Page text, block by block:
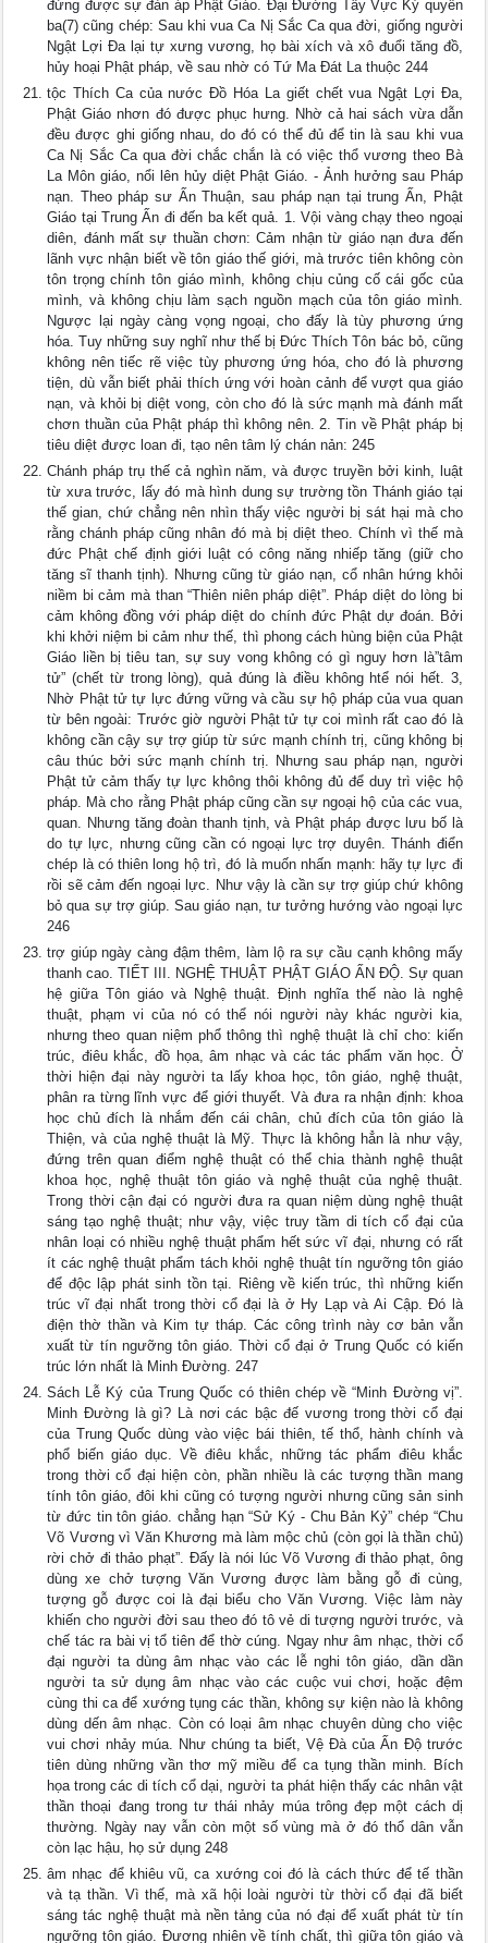
đứng được sự đàn áp Phật Giáo. Ðại Ðường Tây Vực Ký quyển
ba(7) cũng chép: Sau khi vua Ca Nị Sắc Ca qua đời, giống người
Ngật Lợi Ða lại tự xưng vương, họ bài xích và xô đuổi tăng đồ,
hủy hoại Phật pháp, về sau nhờ có Tứ Ma Ðát La thuộc 244
tộc Thích Ca của nước Ðồ Hóa La giết chết vua Ngật Lợi Ða,
Phật Giáo nhơn đó được phục hưng. Nhờ cả hai sách vừa dẫn
đều được ghi giống nhau, do đó có thể đủ để tin là sau khi vua
Ca Nị Sắc Ca qua đời chắc chắn là có việc thổ vương theo Bà
La Môn giáo, nổi lên hủy diệt Phật Giáo. - Ảnh hưởng sau Pháp
nạn. Theo pháp sư Ấn Thuận, sau pháp nạn tại trung Ấn, Phật
Giáo tại Trung Ấn đi đến ba kết quả. 1. Vội vàng chạy theo ngoại
diên, đánh mất sự thuần chơn: Cảm nhận từ giáo nạn đưa đến
lãnh vực nhận biết về tôn giáo thế giới, mà trước tiên không còn
tôn trọng chính tôn giáo mình, không chịu củng cố cái gốc của
mình, và không chịu làm sạch nguồn mạch của tôn giáo mình.
Ngược lại ngày càng vọng ngoại, cho đấy là tùy phương ứng
hóa. Tuy những suy nghĩ như thế bị Ðức Thích Tôn bác bỏ, cũng
không nên tiếc rẽ việc tùy phương ứng hóa, cho đó là phương
tiện, dù vẫn biết phải thích ứng với hoàn cảnh để vượt qua giáo
nạn, và khỏi bị diệt vong, còn cho đó là sức mạnh mà đánh mất
chơn thuần của Phật pháp thì không nên. 2. Tin về Phật pháp bị
tiêu diệt được loan đi, tạo nên tâm lý chán nản: 245
Chánh pháp trụ thế cả nghìn năm, và được truyền bởi kinh, luật
từ xưa trước, lấy đó mà hình dung sự trường tồn Thánh giáo tại
thế gian, chứ chẳng nên nhìn thấy việc người bị sát hại mà cho
rằng chánh pháp cũng nhân đó mà bị diệt theo. Chính vì thế mà
đức Phật chế định giới luật có công năng nhiếp tăng (giữ cho
tăng sĩ thanh tịnh). Nhưng cũng từ giáo nạn, cổ nhân hứng khỏi
niềm bi cảm mà than “Thiên niên pháp diệt”. Pháp diệt do lòng bi
cảm không đồng với pháp diệt do chính đức Phật dự đoán. Bởi
khi khởi niệm bi cảm như thế, thì phong cách hùng biện của Phật
Giáo liền bị tiêu tan, sự suy vong không có gì nguy hơn là”tâm
tử” (chết từ trong lòng), quả đúng là điều không htể nói hết. 3,
Nhờ Phật tử tự lực đứng vững và cầu sự hộ pháp của vua quan
từ bên ngoài: Trước giờ người Phật tử tự coi mình rất cao đó là
không cần cậy sự trợ giúp từ sức mạnh chính trị, cũng không bị
câu thúc bởi sức mạnh chính trị. Nhưng sau pháp nạn, người
Phật tử cảm thấy tự lực không thôi không đủ để duy trì việc hộ
pháp. Mà cho rằng Phật pháp cũng cần sự ngoại hộ của các vua,
quan. Nhưng tăng đoàn thanh tịnh, và Phật pháp được lưu bố là
do tự lực, nhưng cũng cần có ngoại lực trợ duyên. Thánh điển
chép là có thiên long hộ trì, đó là muốn nhấn mạnh: hãy tự lực đi
rồi sẽ cảm đến ngoại lực. Như vậy là cần sự trợ giúp chứ không
bỏ qua sự trợ giúp. Sau giáo nạn, tư tưởng hướng vào ngoại lực
246
trợ giúp ngày càng đậm thêm, làm lộ ra sự cầu cạnh không mấy
thanh cao. TIẾT III. NGHỆ THUẬT PHẬT GIÁO ẤN ÐỘ. Sự quan
hệ giữa Tôn giáo và Nghệ thuật. Ðịnh nghĩa thế nào là nghệ
thuật, phạm vi của nó có thể nói người này khác người kia,
nhưng theo quan niệm phổ thông thì nghệ thuật là chỉ cho: kiến
trúc, điêu khắc, đồ họa, âm nhạc và các tác phẩm văn học. Ở
thời hiện đại này người ta lấy khoa học, tôn giáo, nghệ thuật,
phân ra từng lĩnh vực để giới thuyết. Và đưa ra nhận định: khoa
học chủ đích là nhắm đến cái chân, chủ đích của tôn giáo là
Thiện, và của nghệ thuật là Mỹ. Thực là không hẳn là như vậy,
đứng trên quan điểm nghệ thuật có thể chia thành nghệ thuật
khoa học, nghệ thuật tôn giáo và nghệ thuật của nghệ thuật.
Trong thời cận đại có người đưa ra quan niệm dùng nghệ thuật
sáng tạo nghệ thuật; như vậy, việc truy tầm di tích cổ đại của
nhân loại có nhiều nghệ thuật phẩm hết sức vĩ đại, nhưng có rất
ít các nghệ thuật phẩm tách khỏi nghệ thuật tín ngưỡng tôn giáo
để độc lập phát sinh tồn tại. Riêng về kiến trúc, thì những kiến
trúc vĩ đại nhất trong thời cổ đại là ở Hy Lạp và Ai Cập. Ðó là
điện thờ thần và Kim tự tháp. Các công trình này cơ bản vẫn
xuất từ tín ngưỡng tôn giáo. Thời cổ đại ở Trung Quốc có kiến
trúc lớn nhất là Minh Ðường. 247
Sách Lễ Ký của Trung Quốc có thiên chép về “Minh Ðường vị”.
Minh Ðường là gì? Là nơi các bậc đế vương trong thời cổ đại
của Trung Quốc dùng vào việc bái thiên, tế thổ, hành chính và
phổ biến giáo dục. Về điêu khắc, những tác phẩm điêu khắc
trong thời cổ đại hiện còn, phần nhiều là các tượng thần mang
tính tôn giáo, đôi khi cũng có tượng người nhưng cũng sản sinh
từ đức tin tôn giáo. chẳng hạn “Sử Ký - Chu Bản Kỷ” chép “Chu
Võ Vương vì Văn Khương mà làm mộc chủ (còn gọi là thần chủ)
rời chở đi thảo phạt”. Ðấy là nói lúc Võ Vương đi thảo phạt, ông
dùng xe chở tượng Văn Vương được làm bằng gỗ đi cùng,
tượng gỗ được coi là đại biểu cho Văn Vương. Việc làm này
khiến cho người đời sau theo đó tô vẻ di tượng người trước, và
chế tác ra bài vị tổ tiên để thờ cúng. Ngay như âm nhạc, thời cổ
đại người ta dùng âm nhạc vào các lễ nghi tôn giáo, dần dần
người ta sử dụng âm nhạc vào các cuộc vui chơi, hoặc đệm
cùng thi ca để xướng tụng các thần, không sự kiện nào là không
dùng dến âm nhạc. Còn có loại âm nhạc chuyên dùng cho việc
vui chơi nhảy múa. Như chúng ta biết, Vệ Ðà của Ấn Ðộ trước
tiên dùng những vần thơ mỹ miều để ca tụng thần minh. Bích
họa trong các di tích cổ dại, người ta phát hiện thấy các nhân vật
thần thoại đang trong tư thái nhảy múa trông đẹp một cách dị
thường. Ngày nay vẫn còn một số vùng mà ở đó thổ dân vẫn
còn lạc hậu, họ sử dụng 248
âm nhạc để khiêu vũ, ca xướng coi đó là cách thức để tế thần
và tạ thần. Vì thế, mà xã hội loài người từ thời cổ đại đã biết
sáng tác nghệ thuật mà nền tảng của nó đại để xuất phát từ tín
ngưỡng tôn giáo. Ðương nhiên về tính chất, thì giữa tôn giáo và